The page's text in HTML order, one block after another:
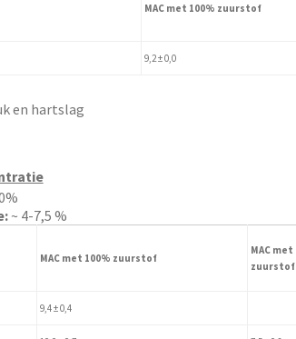
MAC met 100% zuurstof
9,2 ± 0,0
en hartslag
~ 4-7,5 %
MAC met 100% zuurstof
MAC
zuurstof
9,4 ± 0,4